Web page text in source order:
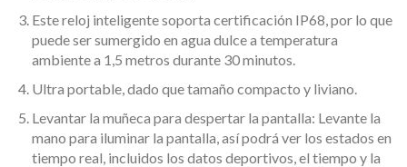
Este reloj inteligente soporta certificación IP68, por lo que
puede ser sumergido en agua dulce a temperatura
ambiente a 1,5 metros durante 30 minutos.
Ultra portable, dado que tamaño compacto y liviano.
Levantar la muñeca para despertar la pantalla: Levante la
mano para iluminar la pantalla, así podrá ver los estados en
tiempo real, incluidos los datos deportivos, el tiempo y la